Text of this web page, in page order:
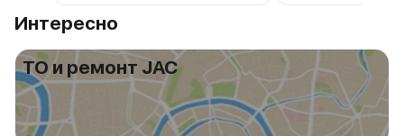
Интересно
ТО и ремонт JAC